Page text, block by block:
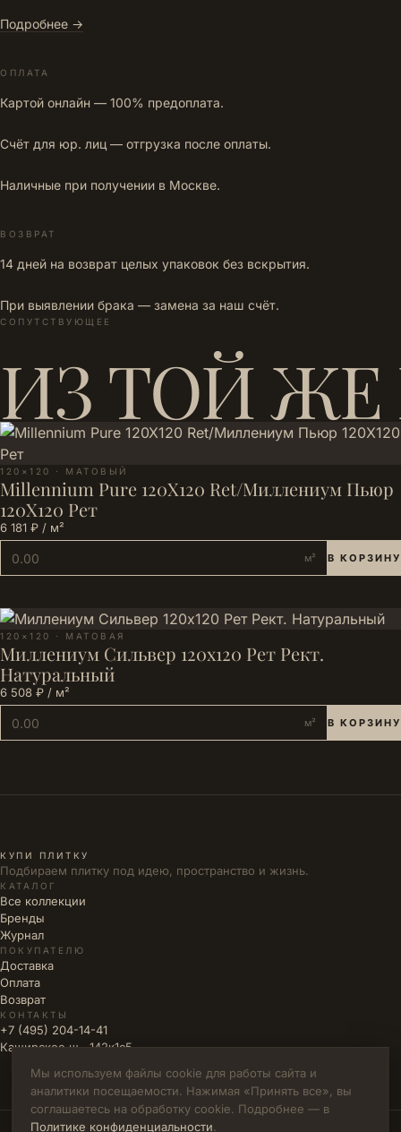
Подробнее →
ОПЛАТА
Картой онлайн — 100% предоплата.
Счёт для юр. лиц — отгрузка после оплаты.
Наличные при получении в Москве.
ВОЗВРАТ
14 дней на возврат целых упаковок без вскрытия.
При выявлении брака — замена за наш счёт.
СОПУТСТВУЮЩЕЕ
ИЗ ТОЙ ЖЕ
120×120 · МАТОВЫЙ
Millennium Pure 120X120 Ret/Миллениум Пьюр
120X120 Рет
6 181 ₽ / м²
м² В КОРЗИНУ
120×120 · МАТОВАЯ
Миллениум Сильвер 120х120 Рет Рект.
Натуральный
6 508 ₽ / м²
м² В КОРЗИНУ
КУПИ ПЛИТКУ
Подбираем плитку под идею, пространство и жизнь.
КАТАЛОГ
Все коллекции
Бренды
Журнал
ПОКУПАТЕЛЮ
Доставка
Оплата
Возврат
КОНТАКТЫ
+7 (495) 204-14-41
Каширское ш., 142к1с5
Мы используем файлы cookie для работы сайта и
аналитики посещаемости. Нажимая «Принять все», вы
соглашаетесь на обработку cookie. Подробнее — в
Политике конфиденциальности.